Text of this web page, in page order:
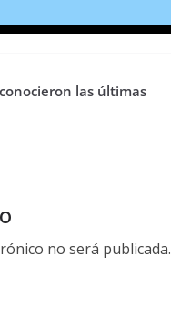
las últimas
no será publicada.